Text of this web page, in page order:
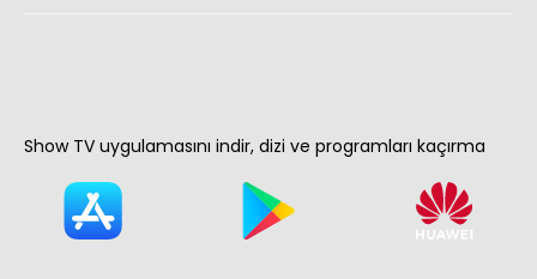
Show TV uygulamasını indir, dizi ve programları kaçırma